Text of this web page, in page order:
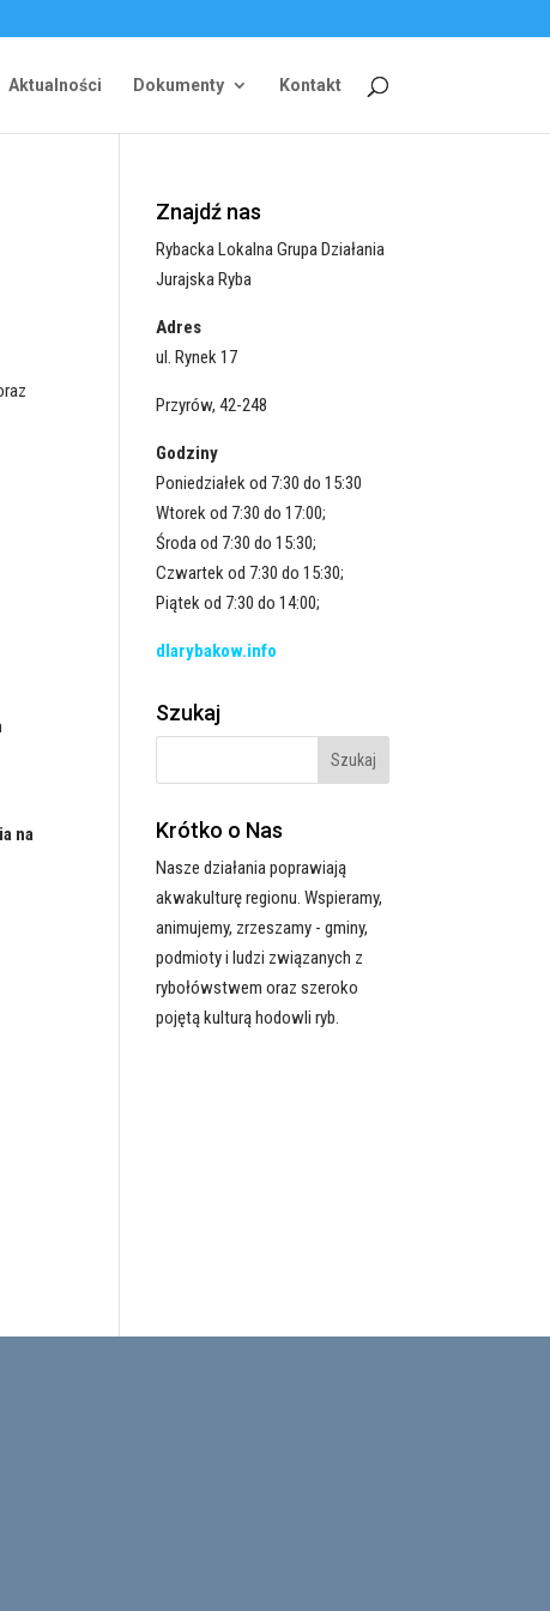
Aktualności Dokumenty Kontakt
na
Znajdź nas
Rybacka Lokalna Grupa Działania
Jurajska Ryba
Adres
ul. Rynek 17
Przyrów, 42-248
Godziny
Poniedziałek od 7:30 do 15:30
Wtorek od 7:30 do 17:00;
Środa od 7:30 do 15:30;
Czwartek od 7:30 do 15:30;
Piątek od 7:30 do 14:00;
dlarybakow.info
Szukaj
Krótko o Nas
Nasze działania poprawiają
akwakulturę regionu. Wspieramy,
animujemy, zrzeszamy - gminy,
podmioty i ludzi związanych z
rybołówstwem oraz szeroko
pojętą kulturą hodowli ryb.